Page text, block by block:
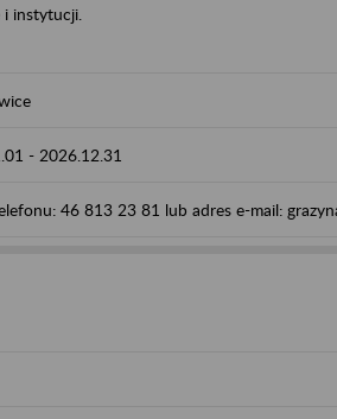
i instytucji.
- 2026.12.31
46 813 23 81 lub adres e-mail: